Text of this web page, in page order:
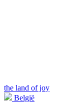
the land of joy
België